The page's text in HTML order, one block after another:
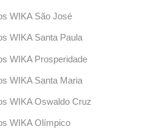
WIKA São José
WIKA Santa Paula
WIKA Prosperidade
WIKA Santa Maria
WIKA Oswaldo Cruz
WIKA Olímpico